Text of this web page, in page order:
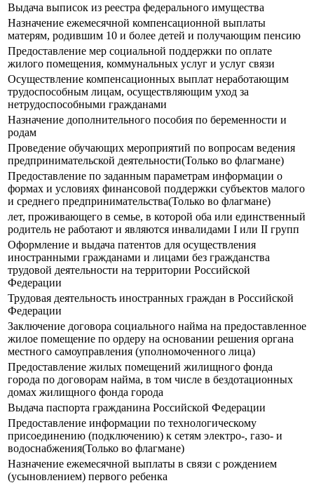
Выдача выписок из реестра федерального имущества
Назначение ежемесячной компенсационной выплаты
матерям, родившим 10 и более детей и получающим пенсию
Предоставление мер социальной поддержки по оплате
жилого помещения, коммунальных услуг и услуг связи
Осуществление компенсационных выплат неработающим
трудоспособным лицам, осуществляющим уход за
нетрудоспособными гражданами
Назначение дополнительного пособия по беременности и
родам
Проведение обучающих мероприятий по вопросам ведения
предпринимательской деятельности(Только во флагмане)
Предоставление по заданным параметрам информации о
формах и условиях финансовой поддержки субъектов малого
и среднего предпринимательства(Только во флагмане)
лет, проживающего в семье, в которой оба или единственный
родитель не работают и являются инвалидами I или II групп
Оформление и выдача патентов для осуществления
иностранными гражданами и лицами без гражданства
трудовой деятельности на территории Российской
Федерации
Трудовая деятельность иностранных граждан в Российской
Федерации
Заключение договора социального найма на предоставленное
жилое помещение по ордеру на основании решения органа
местного самоуправления (уполномоченного лица)
Предоставление жилых помещений жилищного фонда
города по договорам найма, в том числе в бездотационных
домах жилищного фонда города
Выдача паспорта гражданина Российской Федерации
Предоставление информации по технологическому
присоединению (подключению) к сетям электро-, газо- и
водоснабжения(Только во флагмане)
Назначение ежемесячной выплаты в связи с рождением
(усыновлением) первого ребенка